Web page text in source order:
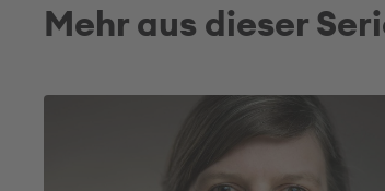
Mehr aus dieser